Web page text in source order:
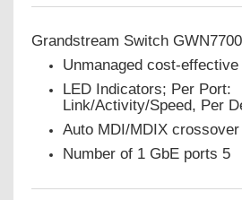
Grandstream Switch GWN7700
Unmanaged cost-
LED Indicators; Per Port:
Link/Activity/Speed, Per
Auto MDI/MDIX
Number of 1 GbE ports 5